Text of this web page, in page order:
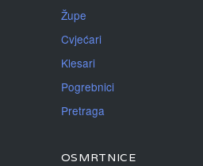
Župe
Cvjećari
Klesari
Pogrebnici
Pretraga
OSMRTNICE